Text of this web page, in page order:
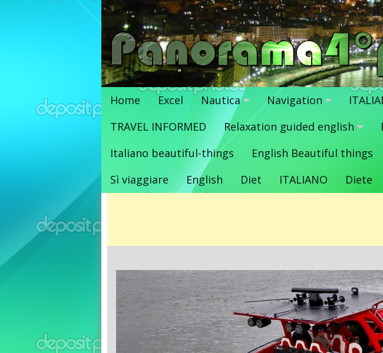
Vai
contenuto
Home Excel Nautica Navigation
TRAVEL INFORMED
Relaxation guided english
Italiano beautiful-things
English Beautiful things
Sì viaggiare
English Diet ITALIANO Diete